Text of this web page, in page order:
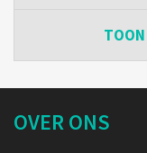
TOON
OVER ONS